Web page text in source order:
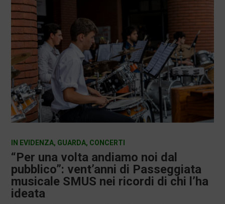
“Per una volta andiamo noi dal
pubblico”: vent’anni di Passeggiata
musicale SMUS nei ricordi di chi l’ha
ideata
IN EVIDENZA, GUARDA, CONCERTI